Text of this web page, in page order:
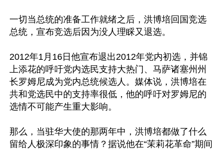
一切当总统的准备工作就绪之后，洪博培回国竞选
总统，宣布竞选后因为没人理睬又退选。
2012年1月16日他宣布退出2012年党内初选，并锦
上添花的呼吁党内选民支持大热门、马萨诸塞州州
长罗姆尼成为党内总统候选人。媒体说，洪博培在
共和党选民中的支持率很低，他的呼吁对罗姆尼的
选情不可能产生重大影响。
那么，当驻华大使的那两年中，洪博培都做了什么
留给人极深印象的事情？据说他在“茉莉花革命”期间